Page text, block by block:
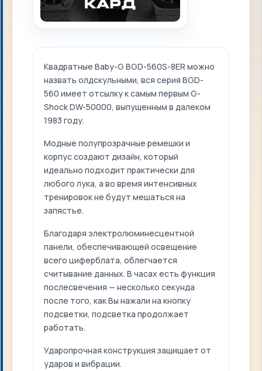
Квадратные Baby-G BGD-560S-8ER можно
назвать олдскульными, вся серия BGD-
560 имеет отсылку к самым первым G-
Shock DW-50000, выпущенным в далеком
1983 году.
Модные полупрозрачные ремешки и
корпус создают дизайн, который
идеально подходит практически для
любого лука, а во время интенсивных
тренировок не будут мешаться на
запястье.
Благодаря электролюминесцентной
панели, обеспечивающей освещение
всего циферблата, облегчается
считывание данных. В часах есть функция
послесвечения — несколько секунда
после того, как Вы нажали на кнопку
подсветки, подсветка продолжает
работать.
Ударопрочная конструкция защищает от
ударов и вибрации.